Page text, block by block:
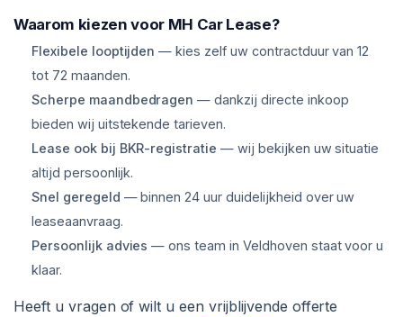
Waarom kiezen voor MH Car Lease?
Flexibele looptijden — kies zelf uw contractduur van 12
tot 72 maanden.
Scherpe maandbedragen — dankzij directe inkoop
bieden wij uitstekende tarieven.
Lease ook bij BKR-registratie — wij bekijken uw situatie
altijd persoonlijk.
Snel geregeld — binnen 24 uur duidelijkheid over uw
leaseaanvraag.
Persoonlijk advies — ons team in Veldhoven staat voor u
klaar.
Heeft u vragen of wilt u een vrijblijvende offerte